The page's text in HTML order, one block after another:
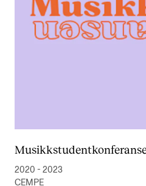
2020 - 2023
CEMPE